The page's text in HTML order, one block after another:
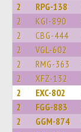
2 RPG-138
2 KGI-890
2 CBG-444
2 VGL-602
2 RMG-363
2 XFZ-132
2 EXC-802
2 FGG-883
2 GGM-874